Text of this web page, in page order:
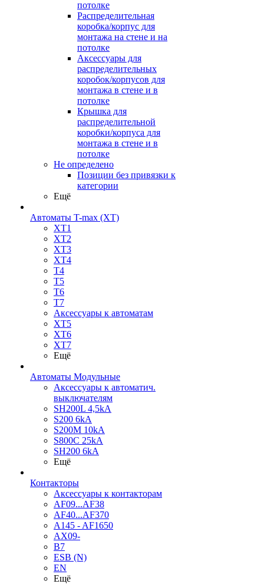
потолке
Распределительная
коробка/корпус для
монтажа на стене и на
потолке
Аксессуары для
распределительных
коробок/корпусов для
монтажа в стене и в
потолке
Крышка для
распределительной
коробки/корпуса для
монтажа в стене и в
потолке
Не определено
Позиции без привязки к
категории
Ещё
Автоматы T-max (XT)
XT1
XT2
XT3
XT4
T4
T5
T6
T7
Аксессуары к автоматам
XT5
XT6
XT7
Ещё
Автоматы Модульные
Аксессуары к автоматич.
выключателям
SH200L 4,5kA
S200 6kA
S200M 10kA
S800C 25kA
SH200 6kA
Ещё
Контакторы
Аксессуары к контакторам
AF09...AF38
AF40...AF370
A145 - AF1650
AX09-
B7
ESB (N)
EN
Ещё